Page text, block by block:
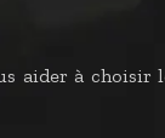
aider à